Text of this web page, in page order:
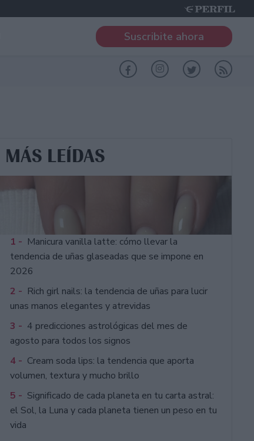
Suscribite ahora
MÁS LEÍDAS
1 - Manicura vanilla latte: cómo llevar la
tendencia de uñas glaseadas que se impone en
2026
2 - Rich girl nails: la tendencia de uñas para lucir
unas manos elegantes y atrevidas
3 - 4 predicciones astrológicas del mes de
agosto para todos los signos
4 - Cream soda lips: la tendencia que aporta
volumen, textura y mucho brillo
5 - Significado de cada planeta en tu carta astral:
el Sol, la Luna y cada planeta tienen un peso en tu
vida